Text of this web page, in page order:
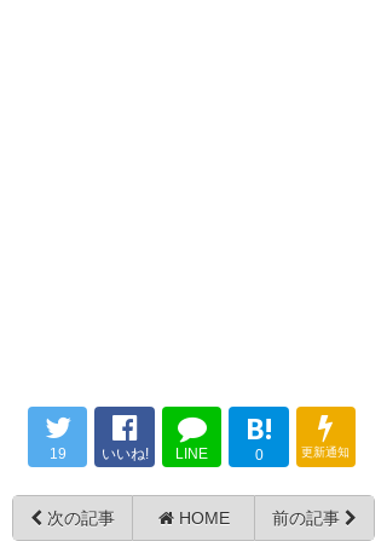
19 いいね! LINE
B!
0 更新通知
次の記事 HOME 前の記事